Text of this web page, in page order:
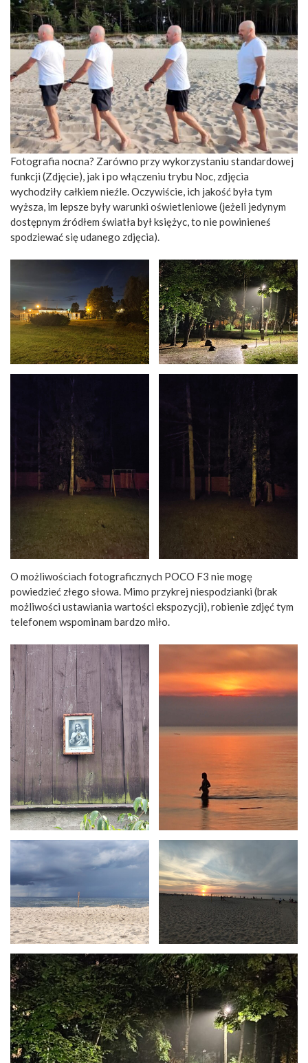
Fotografia nocna? Zarówno przy wykorzystaniu standardowej
funkcji (Zdjęcie), jak i po włączeniu trybu Noc, zdjęcia
wychodziły całkiem nieźle. Oczywiście, ich jakość była tym
wyższa, im lepsze były warunki oświetleniowe (jeżeli jedynym
dostępnym źródłem światła był księżyc, to nie powinieneś
spodziewać się udanego zdjęcia).
O możliwościach fotograficznych POCO F3 nie mogę
powiedzieć złego słowa. Mimo przykrej niespodzianki (brak
możliwości ustawiania wartości ekspozycji), robienie zdjęć tym
telefonem wspominam bardzo miło.